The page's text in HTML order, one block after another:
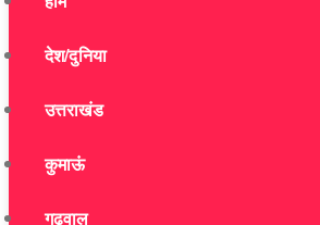
देश/दुनिया
उत्तराखंड
कुमाऊं
गढ़वाल